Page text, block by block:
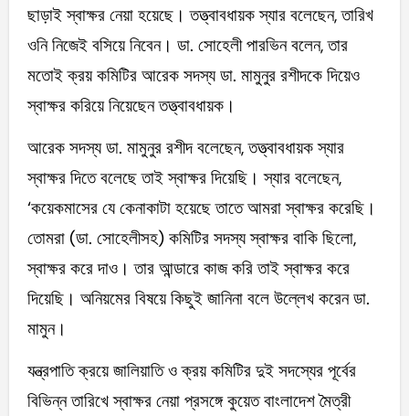
ছাড়াই স্বাক্ষর নেয়া হয়েছে। তত্ত্বাবধায়ক স্যার বলেছেন, তারিখ
ওনি নিজেই বসিয়ে নিবেন। ডা. সোহেলী পারভিন বলেন, তার
মতোই ক্রয় কমিটির আরেক সদস্য ডা. মামুনুর রশীদকে দিয়েও
স্বাক্ষর করিয়ে নিয়েছেন তত্ত্বাবধায়ক।
আরেক সদস্য ডা. মামুনুর রশীদ বলেছেন, তত্ত্বাবধায়ক স্যার
স্বাক্ষর দিতে বলেছে তাই স্বাক্ষর দিয়েছি। স্যার বলেছেন,
‘কয়েকমাসের যে কেনাকাটা হয়েছে তাতে আমরা স্বাক্ষর করেছি।
তোমরা (ডা. সোহেলীসহ) কমিটির সদস্য স্বাক্ষর বাকি ছিলো,
স্বাক্ষর করে দাও। তার আন্ডারে কাজ করি তাই স্বাক্ষর করে
দিয়েছি। অনিয়মের বিষয়ে কিছুই জানিনা বলে উল্লেখ করেন ডা.
মামুন।
যন্ত্রপাতি ক্রয়ে জালিয়াতি ও ক্রয় কমিটির দুই সদস্যের পূর্বের
বিভিন্ন তারিখে স্বাক্ষর নেয়া প্রসঙ্গে কুয়েত বাংলাদেশ মৈত্রী